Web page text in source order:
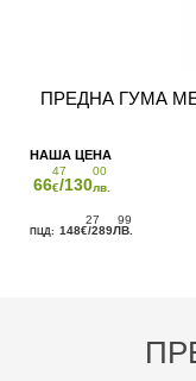
ПРЕДНА ГУМА
66
47
€/130
00
лв.
148
27
€/289
99
ЛВ.